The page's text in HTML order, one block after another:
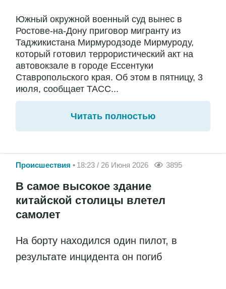
Южный окружной военный суд вынес в
Ростове-на-Дону приговор мигранту из
Таджикистана Мирмуродзоде Мирмуроду,
который готовил террористический акт на
автовокзале в городе Ессентуки
Ставропольского края. Об этом в пятницу, 3
июля, сообщает ТАСС...
Читать полностью
Происшествия 18:23 / 26 Июня 2026 3895
В самое высокое здание
китайской столицы влетел
самолет
На борту находился один пилот, в
результате инцидента он погиб